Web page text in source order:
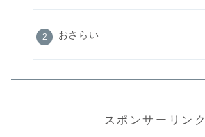
おさらい
スポンサーリンク